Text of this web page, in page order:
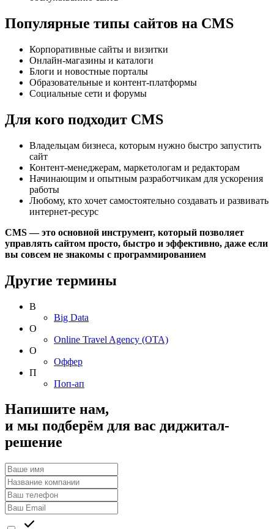
Популярные типы сайтов на CMS
Корпоративные сайты и визитки
Онлайн-магазины и каталоги
Блоги и новостные порталы
Образовательные и контент-платформы
Социальные сети и форумы
Для кого подходит CMS
Владельцам бизнеса, которым нужно быстро запустить
сайт
Контент-менеджерам, маркетологам и редакторам
Начинающим и опытным разработчикам для ускорения
работы
Любому, кто хочет самостоятельно создавать и развивать
интернет-ресурс
CMS — это основной инструмент, который позволяет
управлять сайтом просто, быстро и эффективно, даже если
вы совсем не знакомы с программированием
Другие термины
B
Big Data
O
Online Travel Agency (OTA)
О
Оффер
П
Поп-ап
Напишите нам,
и мы подберём для вас диджитал-
решение